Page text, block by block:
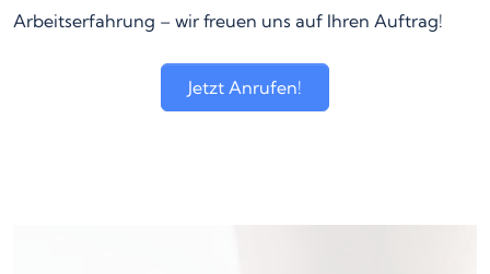
Arbeitserfahrung – wir freuen uns auf Ihren Auftrag!
Jetzt Anrufen!